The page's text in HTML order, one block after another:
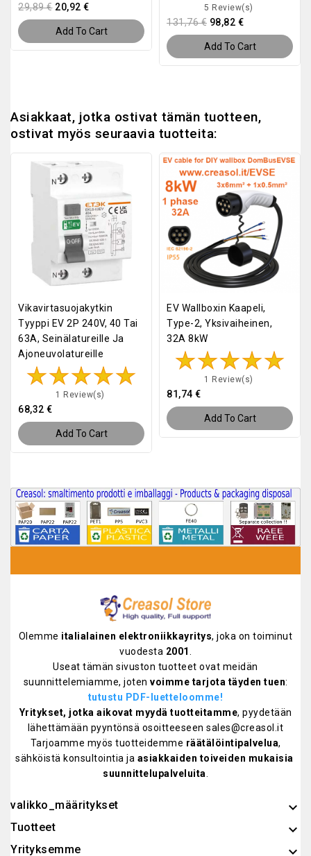
29,89 € 20,92 €
Add To Cart
5 Review(s)
131,76 € 98,82 €
Add To Cart
Asiakkaat, jotka ostivat tämän tuotteen,
ostivat myös seuraavia tuotteita:
Vikavirtasuojakytkin
Tyyppi EV 2P 240V, 40 Tai
63A, Seinälatureille Ja
Ajoneuvolatureille
1 Review(s)
68,32 €
Add To Cart
EV Wallboxin Kaapeli,
Type-2, Yksivaiheinen,
32A 8kW
1 Review(s)
81,74 €
Add To Cart
Olemme italialainen elektroniikkayritys, joka on toiminut
vuodesta 2001
Useat tämän sivuston tuotteet ovat meidän
suunnittelemiamme, joten voimme tarjota täyden tuen:
tutustu PDF-luetteloomme!
Yritykset, jotka aikovat myydä tuotteitamme, pyydetään
lähettämään pyyntönsä osoitteeseen sales@creasol.it
Tarjoamme myös tuotteidemme räätälöintipalvelua,
sähköistä konsultointia ja asiakkaiden toiveiden mukaisia ​​
suunnittelupalveluita
valikko_määritykset keyboard_arrow_down
Tuotteet 
Yrityksemme 